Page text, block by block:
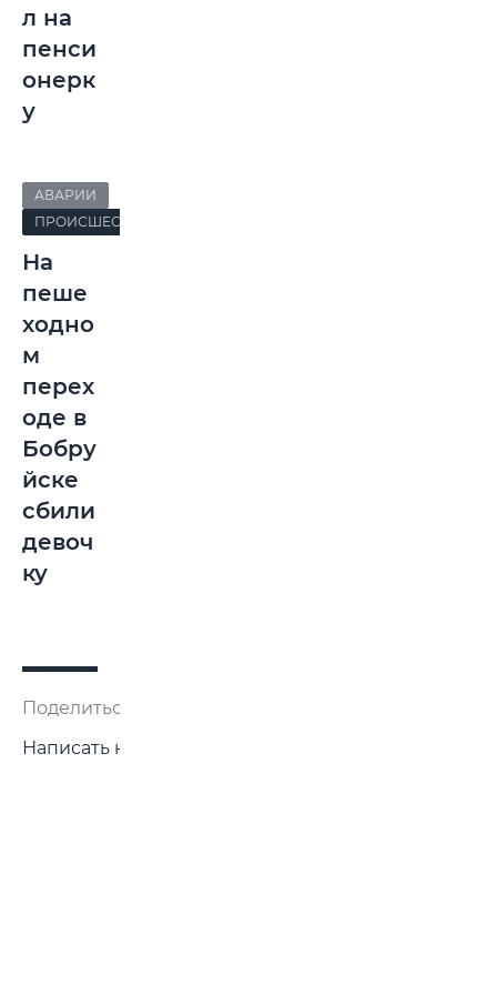
л на
пенси
онерк
у
АВАРИИ
ПРОИСШЕСТВИЯ
На
пеше
ходно
м
перех
оде в
Бобру
йске
сбили
девоч
ку
Поделиться:
Написать нам